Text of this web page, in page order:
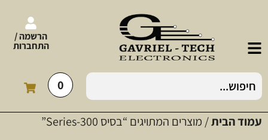
הרשמה /
התחברות
0
עמוד הבית/ מוצרים המתויגים “בסיס 300-Series”